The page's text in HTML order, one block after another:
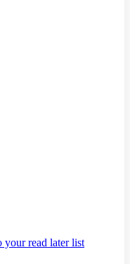
your read later list